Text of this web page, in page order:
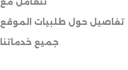
تفاصيل حول طلبيات الموقع
جميع خدماتنا